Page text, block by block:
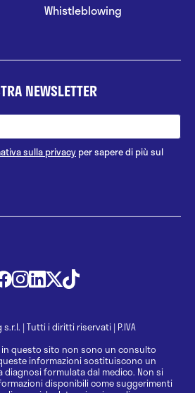
Whistleblowing
NEWSLETTER
sulla privacyper sapere di più sul
s.r.l. | Tutti i diritti riservati | P.IVA
questo sito non sono un consulto
informazioni sostituiscono un
formulata dal medico. Non si
disponibili come suggerimenti